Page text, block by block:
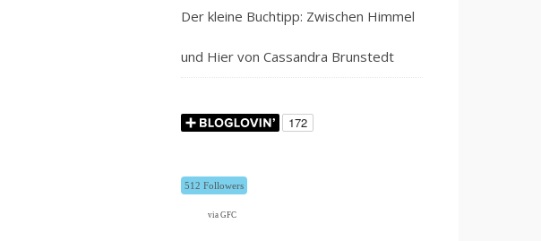
Der kleine Buchtipp: Zwischen Himmel
und Hier von Cassandra Brunstedt
512 Followers
via GFC